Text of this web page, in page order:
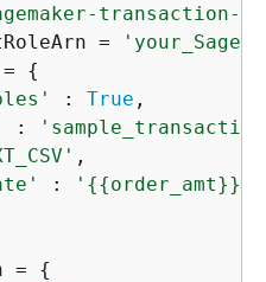
transaction-
=
{
: True ,
:
,
: ' {{order_amt}},
= {